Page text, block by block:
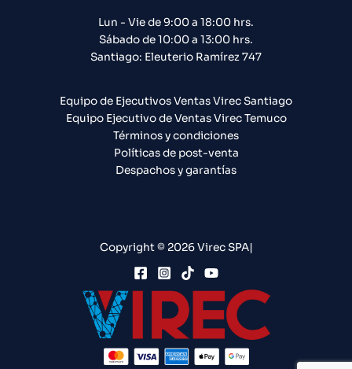
Lun - Vie de 9:00 a 18:00 hrs.
Sábado de 10:00 a 13:00 hrs.
Santiago: Eleuterio Ramírez 747​
Equipo de Ejecutivos Ventas Virec Santiago
Equipo Ejecutivo de Ventas Virec Temuco
Términos y condiciones
Políticas de post-venta
Despachos y garantías
Copyright © 2026 Virec SPA|